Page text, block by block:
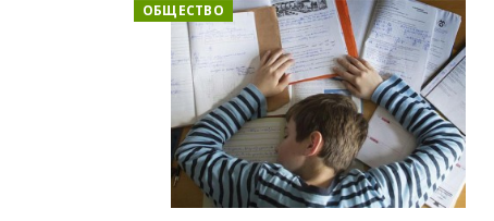
ОБЩЕСТВО